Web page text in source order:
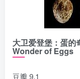
大卫爱登堡：蛋
Wonder of Eggs
豆瓣 9.1